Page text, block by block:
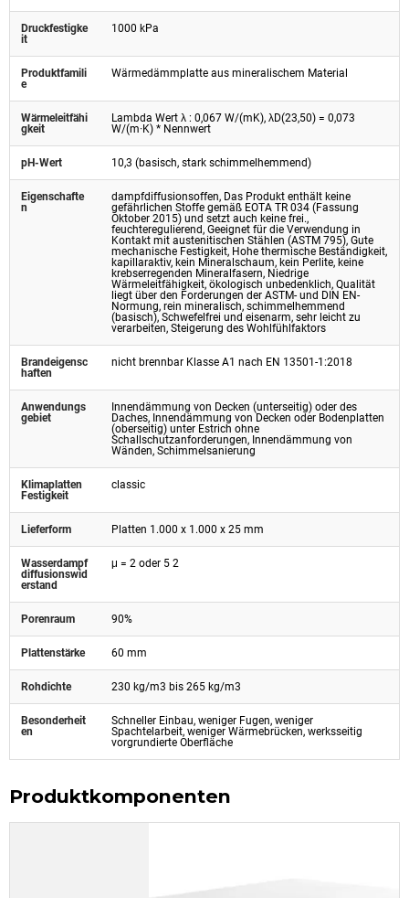
Druckfestigke
it
1000 kPa
Produktfamili
e
Wärmedämmplatte aus mineralischem Material
Wärmeleitfähi
gkeit
Lambda Wert λ : 0,067 W/(mK), λD(23,50) = 0,073
W/(m·K) * Nennwert
pH-Wert 10,3 (basisch, stark schimmelhemmend)
Eigenschafte
n
dampfdiffusionsoffen, Das Produkt enthält keine
gefährlichen Stoffe gemäß EOTA TR 034 (Fassung
Oktober 2015) und setzt auch keine frei.,
feuchteregulierend, Geeignet für die Verwendung in
Kontakt mit austenitischen Stählen (ASTM 795), Gute
mechanische Festigkeit, Hohe thermische Beständigkeit,
kapillaraktiv, kein Mineralschaum, kein Perlite, keine
krebserregenden Mineralfasern, Niedrige
Wärmeleitfähigkeit, ökologisch unbedenklich, Qualität
liegt über den Forderungen der ASTM- und DIN EN-
Normung, rein mineralisch, schimmelhemmend
(basisch), Schwefelfrei und eisenarm, sehr leicht zu
verarbeiten, Steigerung des Wohlfühlfaktors
Brandeigensc
haften
nicht brennbar Klasse A1 nach EN 13501-1:2018
Anwendungs
gebiet
Innendämmung von Decken (unterseitig) oder des
Daches, Innendämmung von Decken oder Bodenplatten
(oberseitig) unter Estrich ohne
Schallschutzanforderungen, Innendämmung von
Wänden, Schimmelsanierung
Klimaplatten
Festigkeit
classic
Lieferform Platten 1.000 x 1.000 x 25 mm
Wasserdampf
diffusionswid
erstand
μ = 2 oder 5 2
Porenraum 90%
Plattenstärke 60 mm
Rohdichte 230 kg/m3 bis 265 kg/m3
Besonderheit
en
Schneller Einbau, weniger Fugen, weniger
Spachtelarbeit, weniger Wärmebrücken, werksseitig
vorgrundierte Oberfläche
Produktkomponenten